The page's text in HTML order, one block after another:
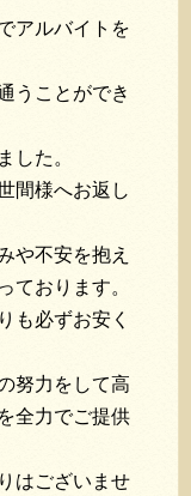
アルバイトを
うことができ
した。
間様へお返し
や不安を抱え
ております。
も必ずお安く
努力をして高
全力でご提供
はございませ